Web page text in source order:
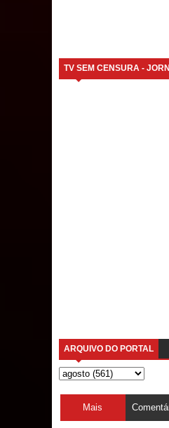
Rosângela e
TV SEM CENSURA -
ARQUIVO DO PORTAL
Mais